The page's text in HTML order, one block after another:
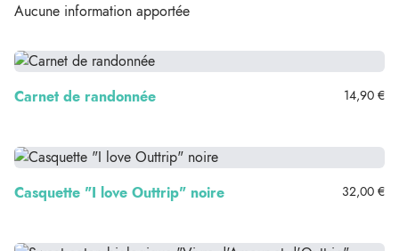
Aucune information apportée
Carnet de randonnée 14,90 €
Casquette "I love Outtrip" noire 32,00 €